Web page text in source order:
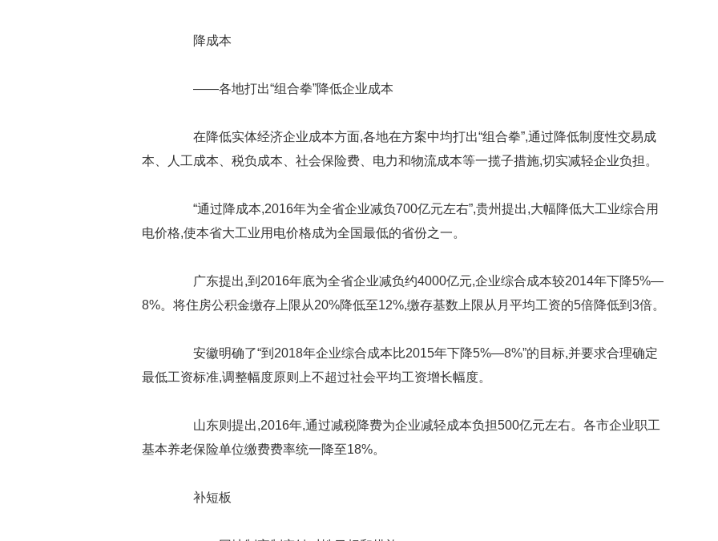
降成本
——各地打出“组合拳”降低企业成本
在降低实体经济企业成本方面,各地在方案中均打出“组合拳”,通过降低制度性交易成
本、人工成本、税负成本、社会保险费、电力和物流成本等一揽子措施,切实减轻企业负担。
“通过降成本,2016年为全省企业减负700亿元左右”,贵州提出,大幅降低大工业综合用
电价格,使本省大工业用电价格成为全国最低的省份之一。
广东提出,到2016年底为全省企业减负约4000亿元,企业综合成本较2014年下降5%—
8%。将住房公积金缴存上限从20%降低至12%,缴存基数上限从月平均工资的5倍降低到3倍。
安徽明确了“到2018年企业综合成本比2015年下降5%—8%”的目标,并要求合理确定
最低工资标准,调整幅度原则上不超过社会平均工资增长幅度。
山东则提出,2016年,通过减税降费为企业减轻成本负担500亿元左右。各市企业职工
基本养老保险单位缴费费率统一降至18%。
补短板